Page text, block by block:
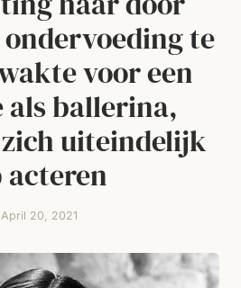
te
voor een
ballerina,
uiteindelijk
acteren
April 20, 2021